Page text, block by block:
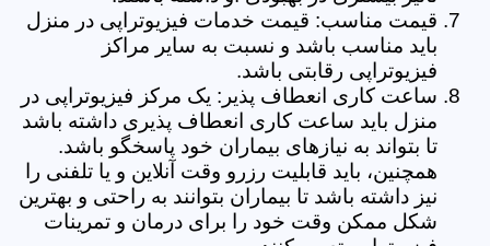
قیمت مناسب: قیمت خدمات فیزیوتراپی در منزل
باید مناسب باشد و نسبت به سایر مراکز
فیزیوتراپی رقابتی باشد.
ساعت کاری انعطاف پذیر: یک مرکز فیزیوتراپی در
منزل باید ساعت کاری انعطاف پذیری داشته باشد
تا بتواند به نیازهای بیماران خود پاسخگو باشد.
همچنین، باید قابلیت رزرو وقت آنلاین و یا تلفنی را
نیز داشته باشد تا بیماران بتوانند به راحتی و بهترین
شکل ممکن وقت خود را برای درمان و تمرینات